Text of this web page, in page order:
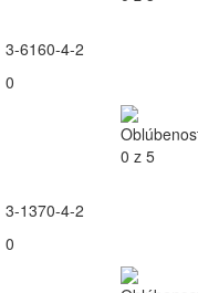
3-6160-4-2
0
3-1370-4-2
0